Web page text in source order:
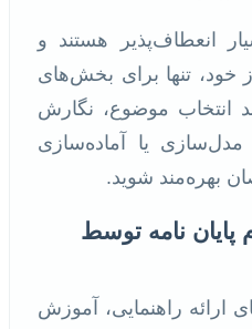
انعطاف‌پذیر هستند و
خود، تنها برای بخش‌های
انتخاب موضوع، نگارش
مدل‌سازی یا آماده‌سازی
بهره‌مند شوید.
پایان نامه توسط
ارائه راهنمایی، آموزش